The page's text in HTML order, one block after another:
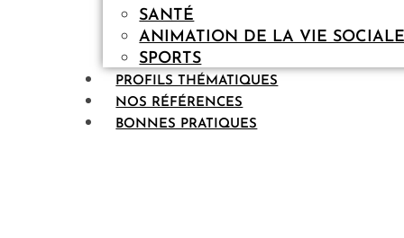
SANTÉ
ANIMATION DE LA VIE
SPORTS
PROFILS THÉMATIQUES
NOS RÉFÉRENCES
BONNES PRATIQUES